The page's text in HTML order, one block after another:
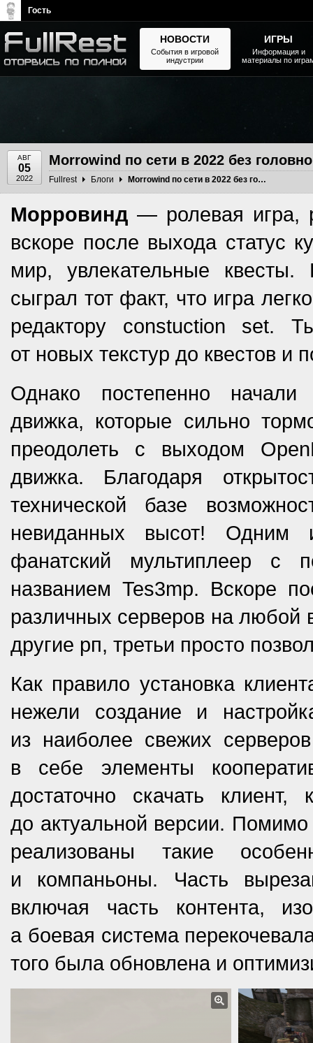
АВГ
05
2022
Morrowind по сети в 2022 без
Fullrest Блоги Morrowind по сети в 2022 без головной боли
Морровинд — ролевая игра,
вскоре после выхода статус
мир, увлекательные
сыграл тот факт, что игра
редактору constuction set.
от новых текстур до квестов и
Однако постепенно начали
движка, которые сильно
преодолеть с выходом
движка. Благодаря
технической базе
невиданных высот! Одним
фанатский мультиплеер с
названием Tes3mp. Вскоре
различных серверов на любой
другие рп, третьи просто
Как правило установка
нежели создание и
из наиболее свежих
в себе элементы
достаточно скачать
до актуальной версии.
реализованы такие
и компаньоны. Часть
включая часть контента,
а боевая система
того была обновлена и
НОВОСТИ
События в игровой
индустрии
ИГРЫ
Информация и
материалы по
Гость